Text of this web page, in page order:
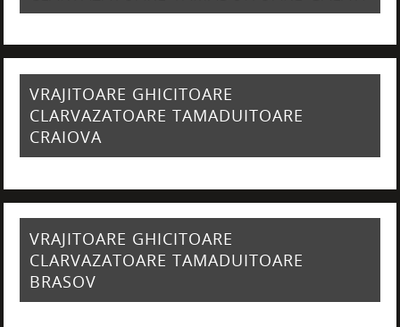
VRAJITOARE GHICITOARE
CLARVAZATOARE TAMADUITOARE
CRAIOVA
VRAJITOARE GHICITOARE
CLARVAZATOARE TAMADUITOARE
BRASOV